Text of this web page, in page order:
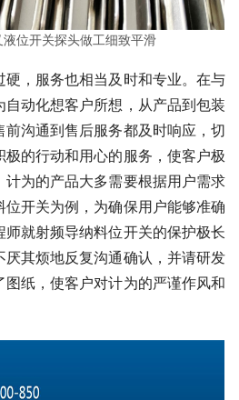
位开关探头做工细致平滑
，服务也相当及时和专业。在与
动化想客户所想，从产品到包装
沟通到售后服务都及时响应，切
的行动和用心的服务，使客户极
计为的产品大多需要根据用户需求
开关为例，为确保用户能够准确
就射频导纳料位开关的保护极长
厌其烦地反复沟通确认，并请研发
纸，使客户对计为的严谨作风和